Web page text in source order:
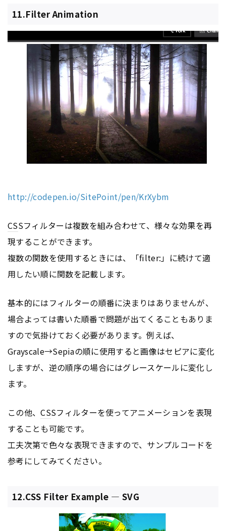
11.Filter Animation
http://codepen.io/SitePoint/pen/KrXybm
CSSフィルターは複数を組み合わせて、様々な効果を再
現することができます。
複数の関数を使用するときには、「filter:」に続けて適
用したい順に関数を記載します。
基本的にはフィルターの順番に決まりはありませんが、
場合よっては書いた順番で問題が出てくることもありま
すので気掛けておく必要があります。例えば、
Grayscale→Sepiaの順に使用すると画像はセピアに変化
しますが、逆の順序の場合にはグレースケールに変化し
ます。
この他、CSSフィルターを使ってアニメーションを表現
することも可能です。
工夫次第で色々な表現できますので、サンプルコードを
参考にしてみてください。
12.CSS Filter Example — SVG